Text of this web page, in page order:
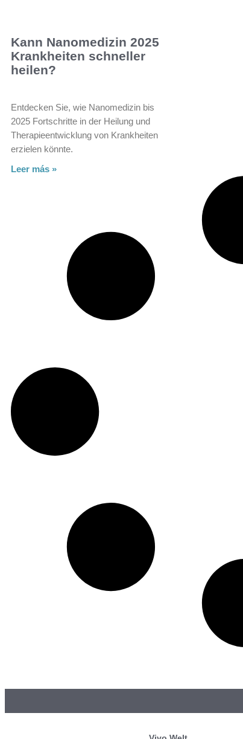
Kann Nanomedizin 2025
Krankheiten schneller
heilen?
Entdecken Sie, wie Nanomedizin bis
2025 Fortschritte in der Heilung und
Therapieentwicklung von Krankheiten
erzielen könnte.
Leer más »